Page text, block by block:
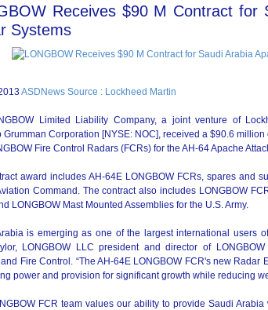
Receives $90 M Contract for
Systems
ASDNews Source : Lockheed Martin
Limited Liability Company, a joint venture of
Grumman Corporation [NYSE: NOC], received a $90.6
Fire Control Radars (FCRs) for the AH-64 Apache
award includes AH-64E LONGBOW FCRs, spares and
Command. The contract also includes LONGBOW
LONGBOW Mast Mounted Assemblies for the U.S. Army.
is emerging as one of the largest international users
LONGBOW LLC president and director of
Fire Control. “The AH-64E LONGBOW FCR's new Radar
power and provision for significant growth while reducing
FCR team values our ability to provide Saudi